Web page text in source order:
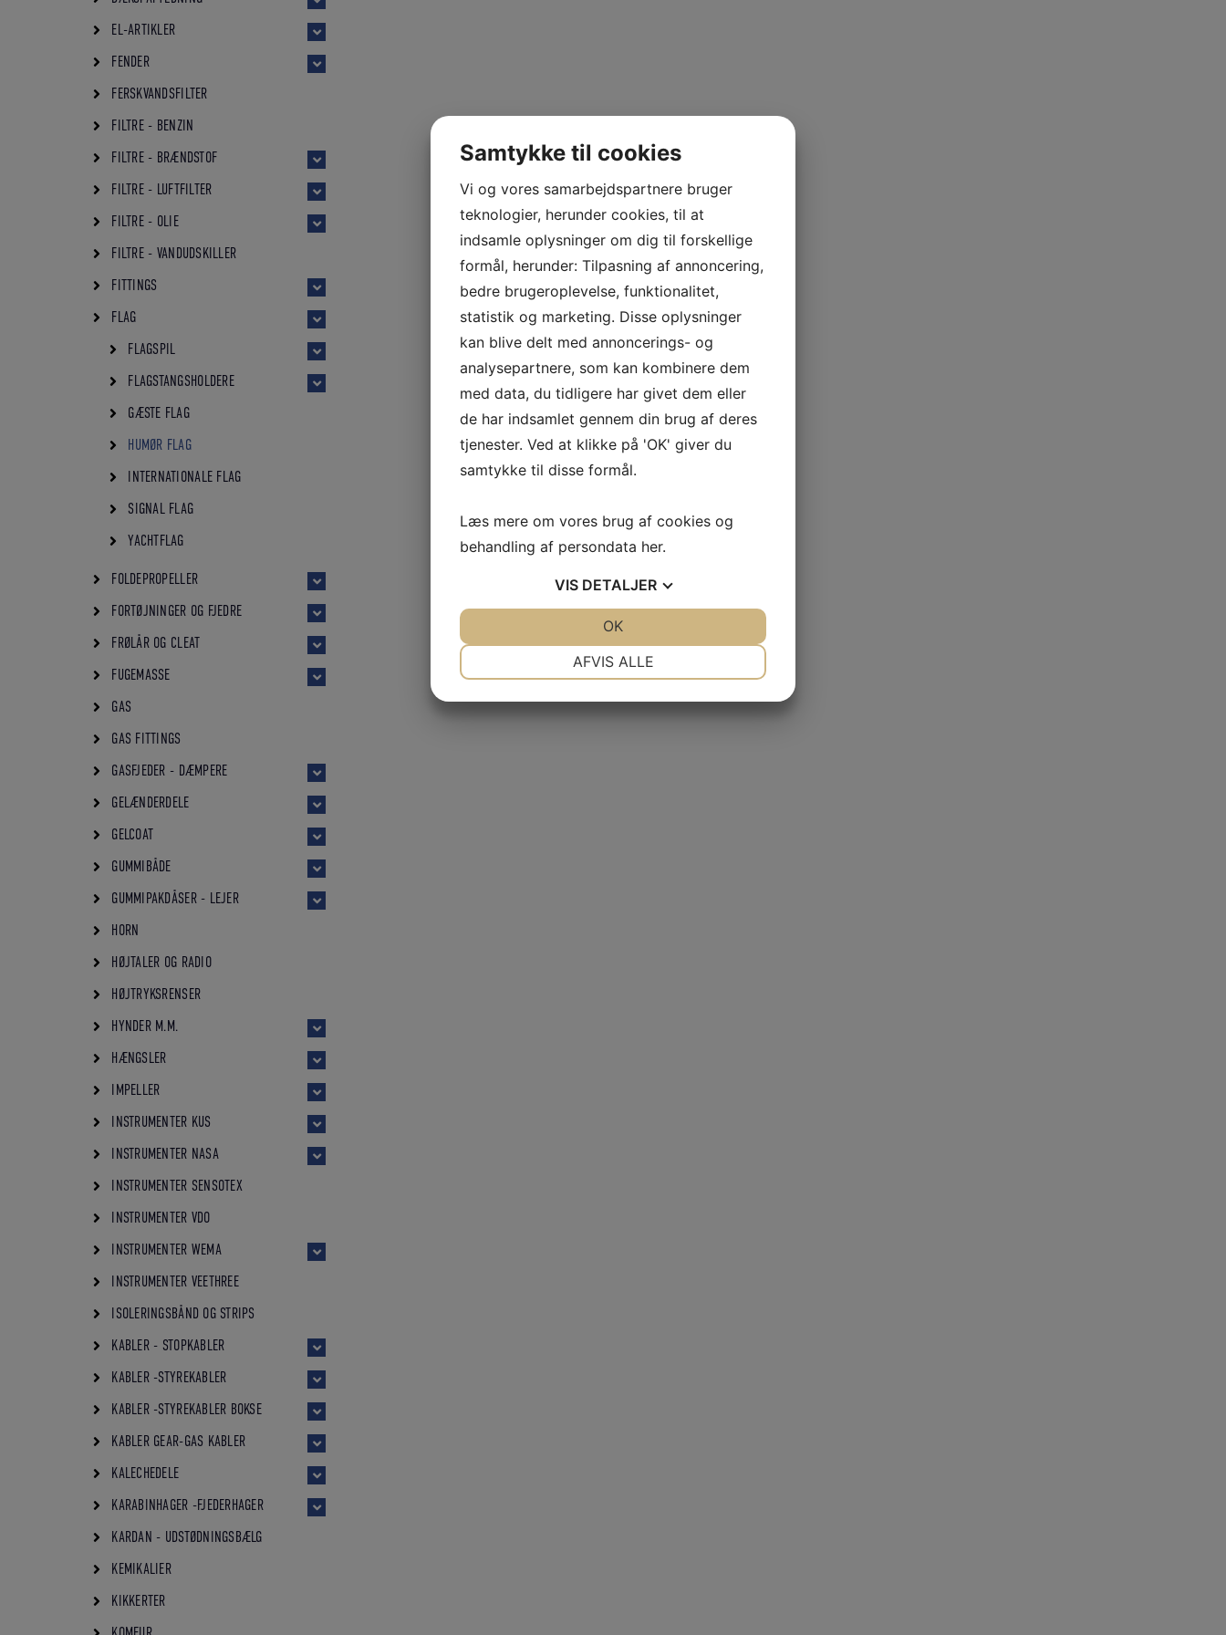
EL-ARTIKLER
FENDER
FERSKVANDSFILTER
FILTRE - BENZIN
FILTRE - BRÆNDSTOF
FILTRE - LUFTFILTER
FILTRE - OLIE
FILTRE - VANDUDSKILLER
FITTINGS
FLAG
FLAGSPIL
FLAGSTANGSHOLDERE
GÆSTE FLAG
HUMØR FLAG
INTERNATIONALE FLAG
SIGNAL FLAG
YACHTFLAG
FOLDEPROPELLER
FORTØJNINGER OG FJEDRE
FRØLÅR OG CLEAT
FUGEMASSE
GAS
GAS FITTINGS
GASFJEDER - DÆMPERE
GELÆNDERDELE
GELCOAT
GUMMIBÅDE
GUMMIPAKDÅSER - LEJER
HORN
HØJTALER OG RADIO
HØJTRYKSRENSER
HYNDER M.M.
HÆNGSLER
IMPELLER
INSTRUMENTER KUS
INSTRUMENTER NASA
INSTRUMENTER SENSOTEX
INSTRUMENTER VDO
INSTRUMENTER WEMA
INSTRUMENTER VEETHREE
ISOLERINGSBÅND OG STRIPS
KABLER - STOPKABLER
KABLER -STYREKABLER
KABLER -STYREKABLER BOKSE
KABLER GEAR-GAS KABLER
KALECHEDELE
KARABINHAGER -FJEDERHAGER
KARDAN - UDSTØDNINGSBÆLG
KEMIKALIER
KIKKERTER
Samtykke til cookies
Vi og vores samarbejdspartnere bruger
teknologier, herunder cookies, til at
indsamle oplysninger om dig til forskellige
formål, herunder: Tilpasning af annoncering,
bedre brugeroplevelse, funktionalitet,
statistik og marketing. Disse oplysninger
kan blive delt med annoncerings- og
analysepartnere, som kan kombinere dem
med data, du tidligere har givet dem eller
de har indsamlet gennem din brug af deres
tjenester. Ved at klikke på 'OK' giver du
samtykke til disse formål.
Læs mere om vores brug af cookies og
behandling af persondata her.
VIS DETALJER
AFVIS ALLE
OK